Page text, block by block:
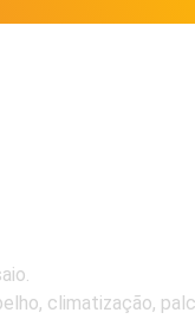
climatização,